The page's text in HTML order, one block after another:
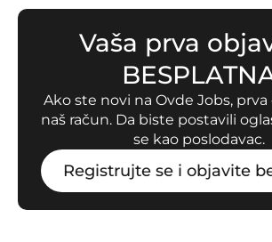
Vaša prva
Ako ste novi na Ovde Jobs, prva
naš račun. Da biste postavili
se kao poslodavac.
Registrujte se i objavite